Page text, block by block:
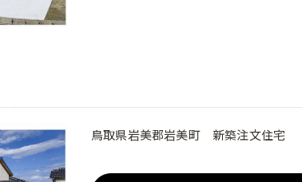
鳥取県岩美郡岩美町 新築注文住宅